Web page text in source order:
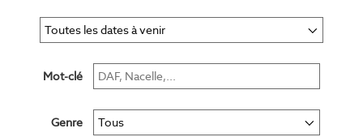
Mot-clé
Genre